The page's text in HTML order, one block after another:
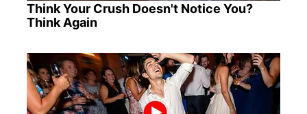
Think Your Crush Doesn't Notice You?
Think Again